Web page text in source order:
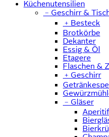
Küchenutensilien
﹣ Geschirr &
﹢ Besteck
Brotkörbe
Dekanter
Essig & Öl
Etagere
Flaschen &
﹢ Geschirr
﹣ Gläser